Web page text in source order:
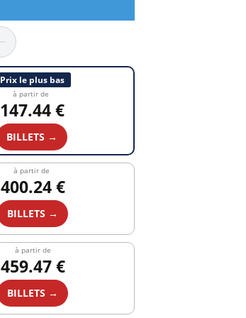
Prix le plus bas
à partir de
147.44 €
BILLETS →
à partir de
400.24 €
BILLETS →
à partir de
459.47 €
BILLETS →